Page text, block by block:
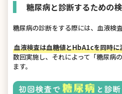
糖尿病と診断するための
糖尿病の診断をする際には、血液検査
血液検査は血糖値とHbA1cを同時に
数回実施し、それによって「糖尿病
ます。